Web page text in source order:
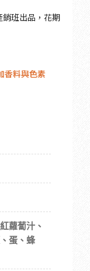
班出品，花期
香料與色素
蘿蔔汁、
蛋、蜂